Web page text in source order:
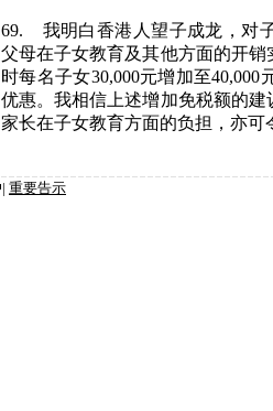
69. 我明白香港人望子成龙，对
父母在子女教育及其他方面的开销
时每名子女30,000元增加至40,000
优惠。我相信上述增加免税额的
家长在子女教育方面的负担，亦可
| 重要告示